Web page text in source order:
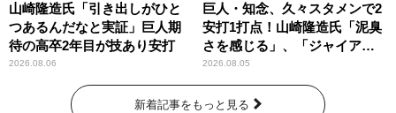
山崎隆造氏「引き出しがひと
つあるんだなと実証」巨人期
待の高卒2年目が技あり安打
2026.08.06
巨人・知念、久々スタメンで2
安打1打点！山崎隆造氏「泥臭
さを感じる」、「ジャイアン
ツには少ないタイプ」
2026.08.05
新着記事をもっと見る